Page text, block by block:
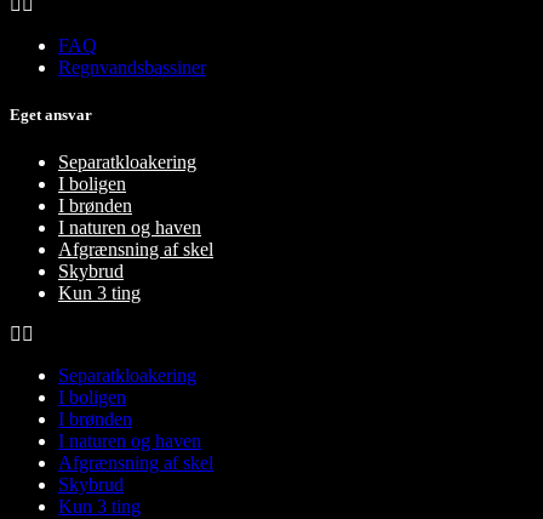
FAQ
Regnvandsbassiner
Eget ansvar
Separatkloakering
I boligen
I brønden
I naturen og haven
Afgrænsning af skel
Skybrud
Kun 3 ting
Separatkloakering
I boligen
I brønden
I naturen og haven
Afgrænsning af skel
Skybrud
Kun 3 ting